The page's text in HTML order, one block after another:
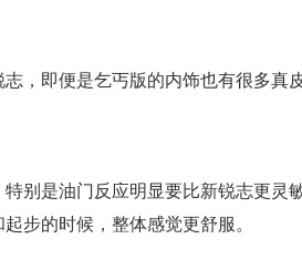
，即便是乞丐版的内饰也有很多真
别是油门反应明显要比新锐志更灵
步的时候，整体感觉更舒服。